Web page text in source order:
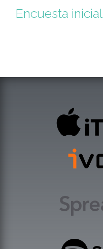
Encuesta inicial